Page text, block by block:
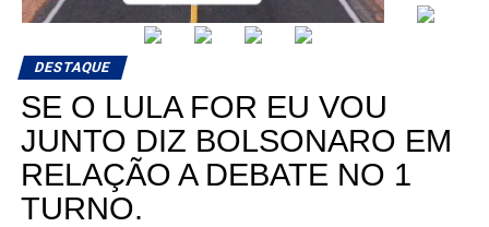
DESTAQUE
SE O LULA FOR EU VOU
JUNTO DIZ BOLSONARO EM
RELAÇÃO A DEBATE NO 1
TURNO.